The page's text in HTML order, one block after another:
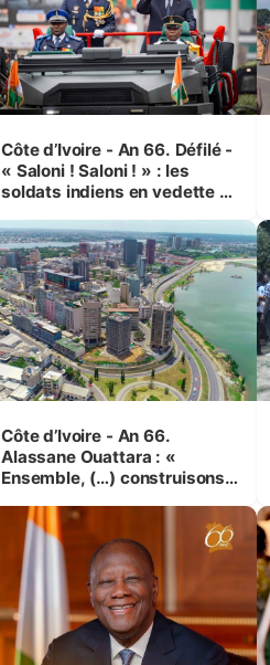
Côte d’Ivoire - An 66. Défilé -
« Saloni ! Saloni ! » : les
soldats indiens en vedette à
Côte d’Ivoire - An 66.
Alassane Ouattara : «
Ensemble, (…) construisons
mêmes et pour les
générations futures »